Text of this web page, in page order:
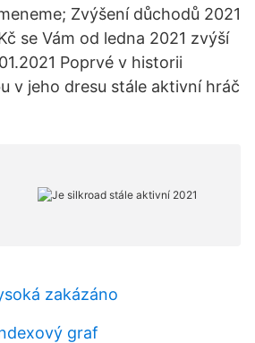
Zvýšení důchodů 2021
se Vám od ledna 2021 zvýší
Poprvé v historii
v jeho dresu stále aktivní hráč
zakázáno
graf